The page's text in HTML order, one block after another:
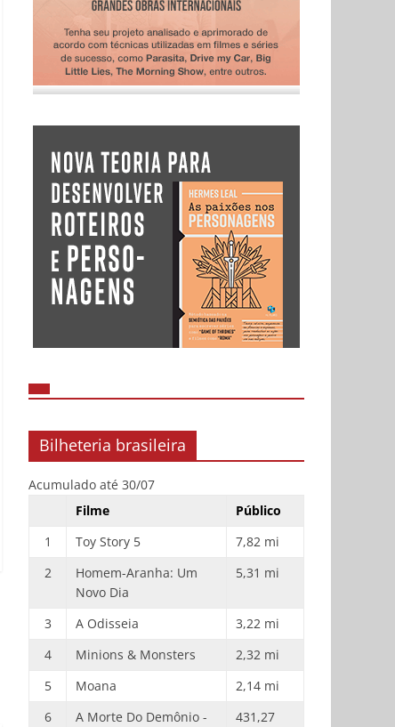
Bilheteria brasileira
Acumulado até 30/07
Filme
Público
1
Toy Story 5
7,82 mi
2
Homem-Aranha: Um
Novo Dia
5,31 mi
3 A Odisseia
3,22 mi
4
Minions & Monsters
2,32 mi
5
Moana
2,14 mi
6
A Morte Do Demônio -
431,27